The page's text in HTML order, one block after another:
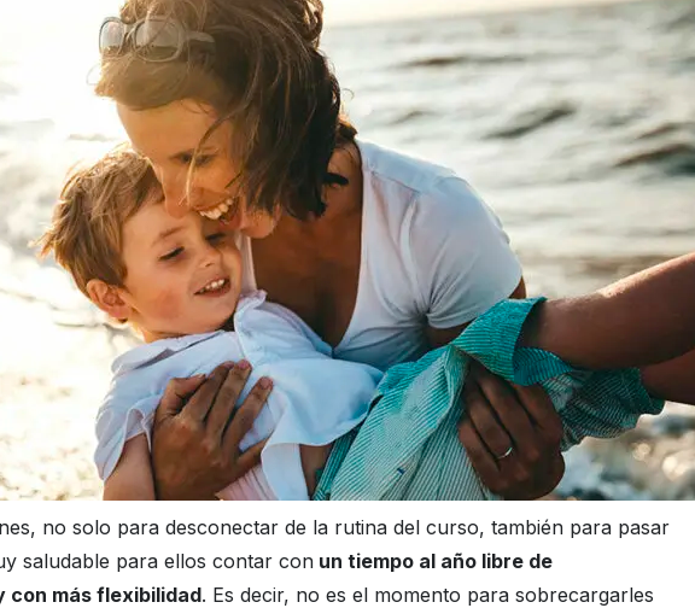
no solo para desconectar de la rutina del curso, también para pasar
saludable para ellos contar conun tiempo al año libre de
con más flexibilidad. Es decir, no es el momento para sobrecargarles